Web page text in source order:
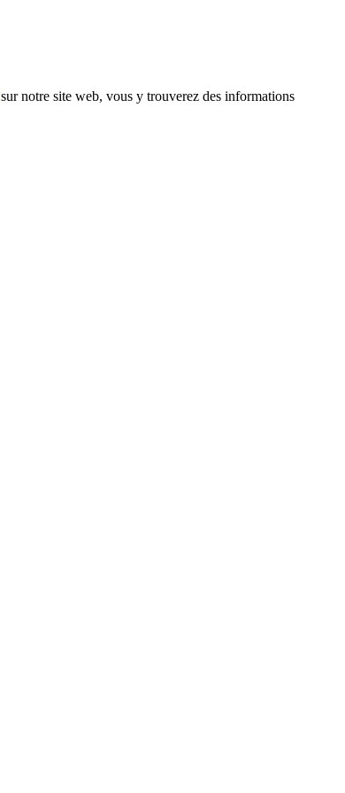
sur notre site web, vous y trouverez des informations